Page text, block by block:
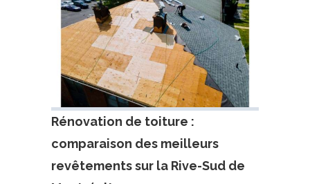
Rénovation de toiture :
comparaison des meilleurs
revêtements sur la Rive-Sud de